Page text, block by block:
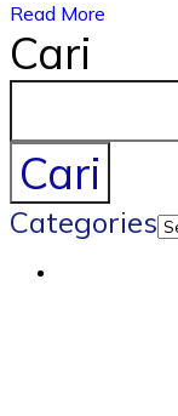
Read More
Cari
Cari
Categories